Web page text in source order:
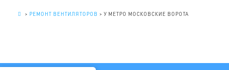
> РЕМОНТ ВЕНТИЛЯТОРОВ > У МЕТРО МОСКОВСКИЕ ВОРОТА